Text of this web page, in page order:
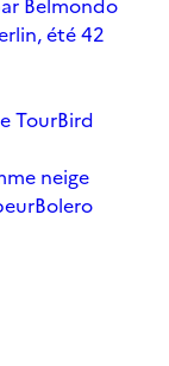
été 42
TourBird
neige
Bolero